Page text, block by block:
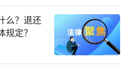
么？退还
规定？